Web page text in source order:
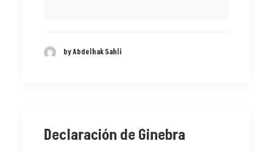
by Abdelhak Sahli
Declaración de Ginebra